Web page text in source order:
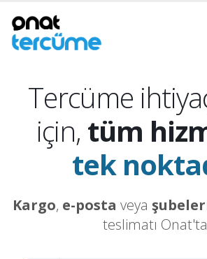
Tercüme
için, tüm
tek
Kargo, e-posta veya
teslimatı